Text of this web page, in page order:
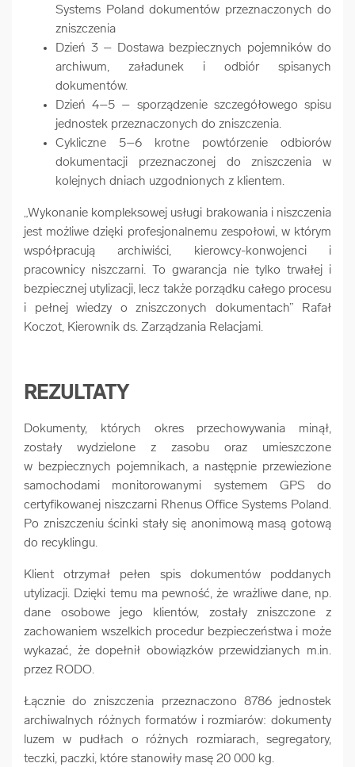
Systems Poland dokumentów przeznaczonych do
zniszczenia
Dzień 3 – Dostawa bezpiecznych pojemników do
archiwum, załadunek i odbiór spisanych
dokumentów.
Dzień 4–5 – sporządzenie szczegółowego spisu
jednostek przeznaczonych do zniszczenia.
Cykliczne 5–6 krotne powtórzenie odbiorów
dokumentacji przeznaczonej do zniszczenia w
kolejnych dniach uzgodnionych z klientem.
„Wykonanie kompleksowej usługi brakowania i niszczenia
jest możliwe dzięki profesjonalnemu zespołowi, w którym
współpracują archiwiści, kierowcy-konwojenci i
pracownicy niszczarni. To gwarancja nie tylko trwałej i
bezpiecznej utylizacji, lecz także porządku całego procesu
i pełnej wiedzy o zniszczonych dokumentach” Rafał
Koczot, Kierownik ds. Zarządzania Relacjami.
REZULTATY
Dokumenty, których okres przechowywania minął,
zostały wydzielone z zasobu oraz umieszczone
w bezpiecznych pojemnikach, a następnie przewiezione
samochodami monitorowanymi systemem GPS do
certyfikowanej niszczarni Rhenus Office Systems Poland.
Po zniszczeniu ścinki stały się anonimową masą gotową
do recyklingu.
Klient otrzymał pełen spis dokumentów poddanych
utylizacji. Dzięki temu ma pewność, że wrażliwe dane, np.
dane osobowe jego klientów, zostały zniszczone z
zachowaniem wszelkich procedur bezpieczeństwa i może
wykazać, że dopełnił obowiązków przewidzianych m.in.
przez RODO.
Łącznie do zniszczenia przeznaczono 8786 jednostek
archiwalnych różnych formatów i rozmiarów: dokumenty
luzem w pudłach o różnych rozmiarach, segregatory,
teczki, paczki, które stanowiły masę 20 000 kg.